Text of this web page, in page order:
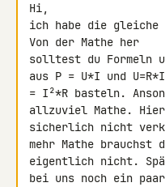
Hi,
ich habe die gleiche
Von der Mathe her
solltest du Formeln
aus P = U*I und
= I²*R basteln.
allzuviel Mathe.
sicherlich nicht
mehr Mathe brauchst
eigentlich nicht.
bei uns noch ein paar